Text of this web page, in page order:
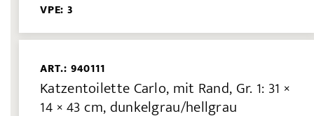
VPE: 3
ART.: 940111
Katzentoilette Carlo, mit Rand, Gr. 1: 31 ×
14 × 43 cm, dunkelgrau/hellgrau